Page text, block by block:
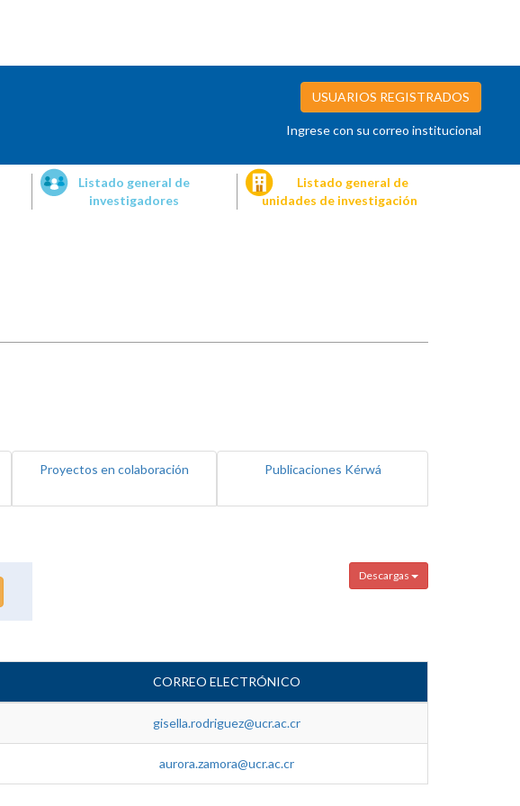
USUARIOS REGISTRADOS
Ingrese con su correo institucional
Listado general de
investigadores
Listado general de
unidades de investigación
Proyectos en colaboración Publicaciones Kérwá
Descargas
CORREO ELECTRÓNICO
gisella.rodriguez@ucr.ac.cr
aurora.zamora@ucr.ac.cr